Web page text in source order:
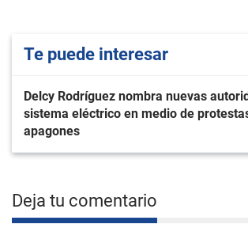
Te puede interesar
Delcy Rodríguez nombra nuevas
sistema eléctrico en medio de
apagones
Deja tu comentario